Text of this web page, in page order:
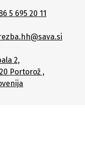
5 695 20 11
2,
Portorož ,